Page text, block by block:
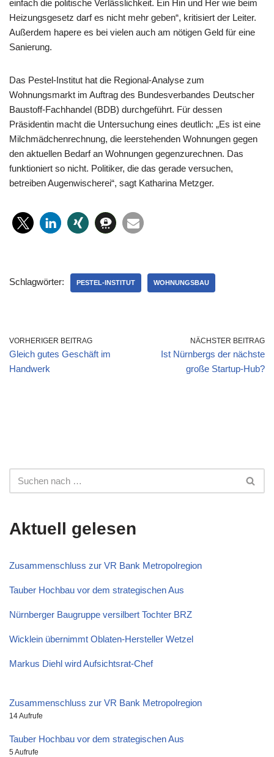
einfach die politische Verlässlichkeit. Ein Hin und Her wie beim
Heizungsgesetz darf es nicht mehr geben“, kritisiert der Leiter.
Außerdem hapere es bei vielen auch am nötigen Geld für eine
Sanierung.
Das Pestel-Institut hat die Regional-Analyse zum
Wohnungsmarkt im Auftrag des Bundesverbandes Deutscher
Baustoff-Fachhandel (BDB) durchgeführt. Für dessen
Präsidentin macht die Untersuchung eines deutlich: „Es ist eine
Milchmädchenrechnung, die leerstehenden Wohnungen gegen
den aktuellen Bedarf an Wohnungen gegenzurechnen. Das
funktioniert so nicht. Politiker, die das gerade versuchen,
betreiben Augenwischerei“, sagt Katharina Metzger.
Schlagwörter: PESTEL-INSTITUT WOHNUNGSBAU
VORHERIGER BEITRAG
Gleich gutes Geschäft im
Handwerk
NÄCHSTER BEITRAG
Ist Nürnbergs der nächste
große Startup-Hub?
Aktuell gelesen
Zusammenschluss zur VR Bank Metropolregion
Tauber Hochbau vor dem strategischen Aus
Nürnberger Baugruppe versilbert Tochter BRZ
Wicklein übernimmt Oblaten-Hersteller Wetzel
Markus Diehl wird Aufsichtsrat-Chef
Zusammenschluss zur VR Bank Metropolregion
14 Aufrufe
Tauber Hochbau vor dem strategischen Aus
5 Aufrufe